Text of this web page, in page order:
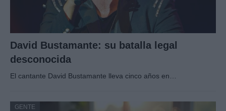
David Bustamante: su batalla legal
desconocida
El cantante David Bustamante lleva cinco años en…
GENTE